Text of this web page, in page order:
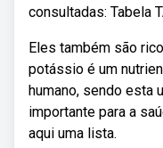
consultadas: Tabela
Eles também são
potássio é um
humano, sendo esta
importante para a
aqui uma lista.